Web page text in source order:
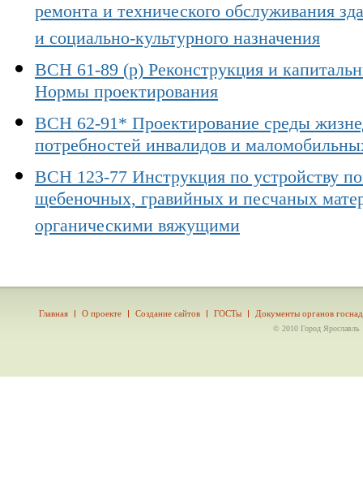
ремонта и технического обслуживания
и социально-культурного назначения
ВСН 61-89 (р) Реконструкция и
Нормы проектирования
ВСН 62-91* Проектирование среды
потребностей инвалидов и
ВСН 123-77 Инструкция по устройству
щебеночных, гравийных и песчаных
органическими вяжущими
Главная О проекте Создание сайтов ГОСТы Документы органов
© 2010 Город Ярославль